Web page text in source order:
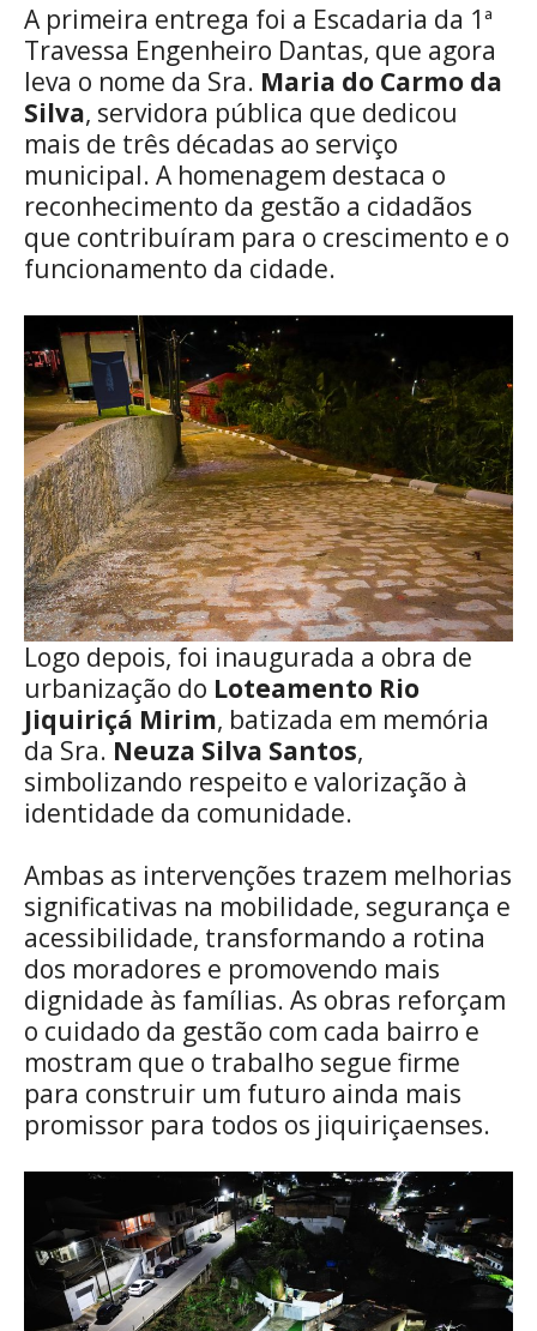
A primeira entrega foi a Escadaria da 1ª
Travessa Engenheiro Dantas, que agora
leva o nome da Sra. Maria do Carmo da
Silva, servidora pública que dedicou
mais de três décadas ao serviço
municipal. A homenagem destaca o
reconhecimento da gestão a cidadãos
que contribuíram para o crescimento e o
funcionamento da cidade.
Logo depois, foi inaugurada a obra de
urbanização do Loteamento Rio
Jiquiriçá Mirim, batizada em memória
da Sra. Neuza Silva Santos,
simbolizando respeito e valorização à
identidade da comunidade.
Ambas as intervenções trazem melhorias
significativas na mobilidade, segurança e
acessibilidade, transformando a rotina
dos moradores e promovendo mais
dignidade às famílias. As obras reforçam
o cuidado da gestão com cada bairro e
mostram que o trabalho segue firme
para construir um futuro ainda mais
promissor para todos os jiquiriçaenses.